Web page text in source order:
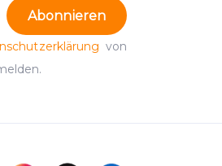
Abonnieren
von